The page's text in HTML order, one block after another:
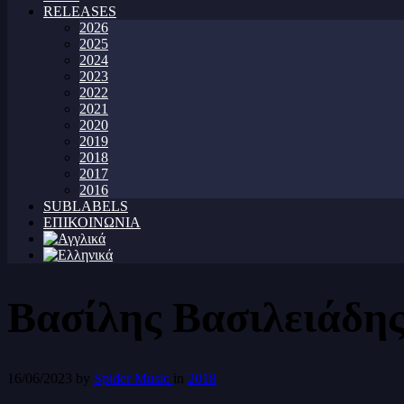
RELEASES
2026
2025
2024
2023
2022
2021
2020
2019
2018
2017
2016
SUBLABELS
ΕΠΙΚΟΙΝΩΝΙΑ
Βασίλης
16/06/2023 by Spider Music in 2018